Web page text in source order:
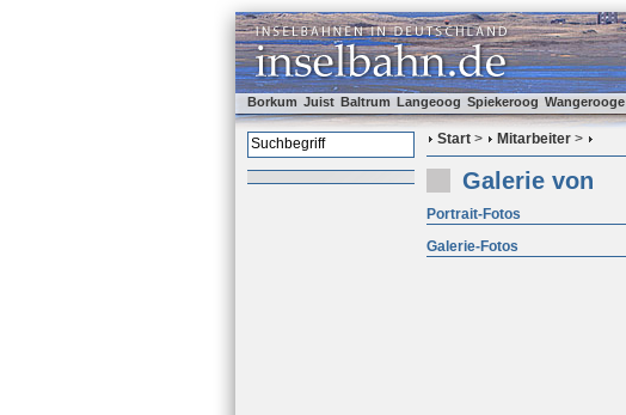
Borkum Juist Baltrum Langeoog Spiekeroog Wangerooge
Start > Mitarbeiter >
Galerie von
Portrait-Fotos
Galerie-Fotos